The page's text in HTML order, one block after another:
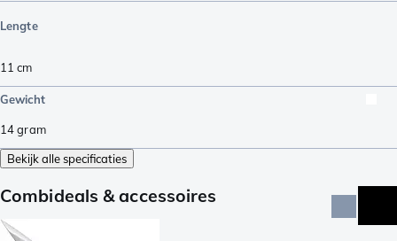
Lengte
11 cm
Gewicht
14gram
Bekijk alle specificaties
Combideals & accessoires